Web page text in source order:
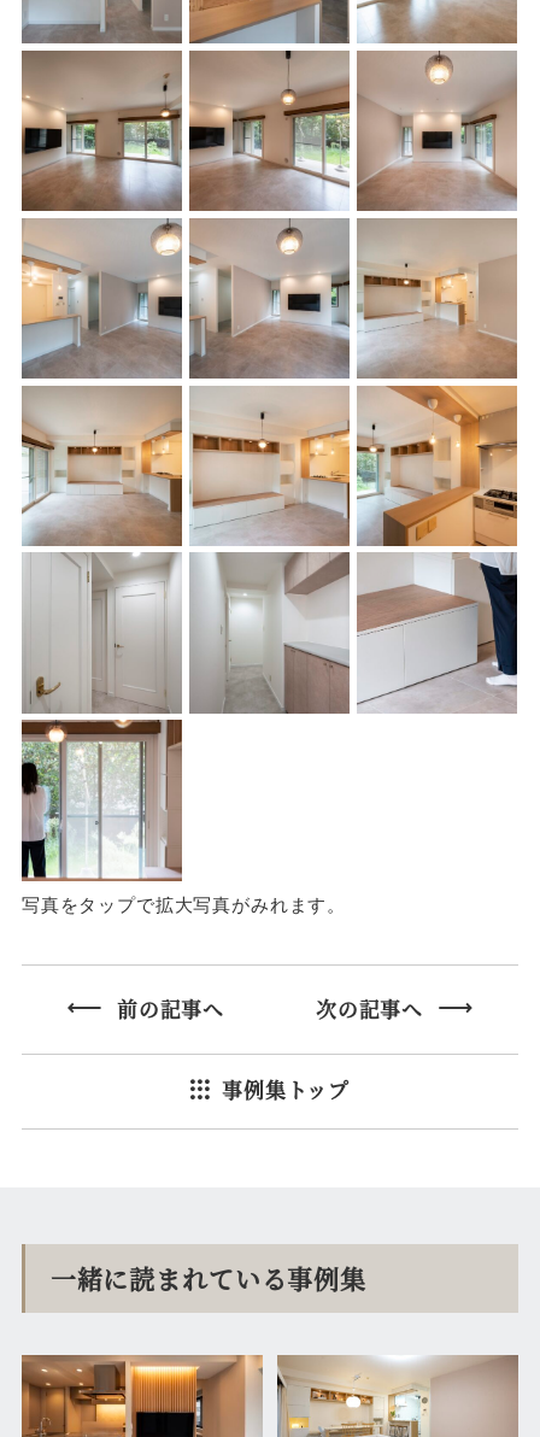
写真をタップで拡大写真がみれます。
前の記事へ
事例集トップ
次の記事へ
一緒に読まれている事例集